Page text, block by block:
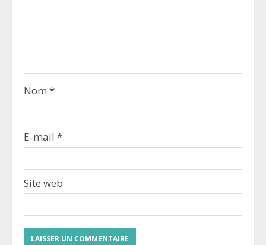
Nom *
E-mail *
Site web